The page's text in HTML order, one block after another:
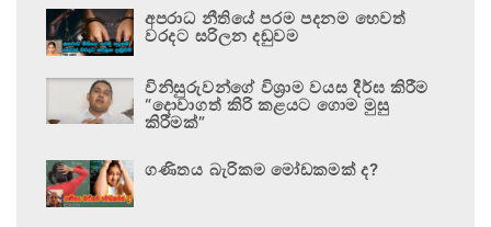
අපරාධ නීතියේ පරම පදනම හෙවත්
වරදට සරිලන දඬුවම
විනිසුරුවන්ගේ විශ්‍රාම වයස දීර්ඝ කිරීම
“දොවාගත් කිරි කළයට ගොම මුසු
කිරීමක්”
ගණිතය බැරිකම මෝඩකමක් ද?